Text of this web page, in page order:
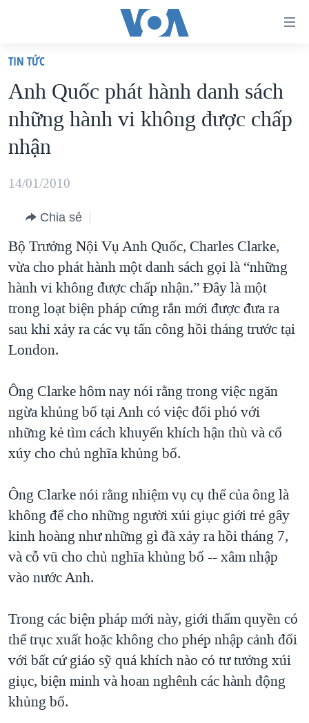
truy
cập
Tới
nội
chính
hướng
chính
Đi
tới
"Tìm"
VIỆT NAM
HOA KỲ
BIỂN ĐÔNG
THẾ GIỚI
DIỄN ĐÀN
MỤC
TỰ DO BÁO CHÍ
VẠCH TRẦN TIN GIẢ
NGƯỜI VIỆT HẢI NGOẠI
ĐỜI SỐNG
KHOA HỌC
SỨC KHOẺ
VĂN HOÁ
GIÁO DỤC
CHUYÊN ĐỀ
CHIẾN TRANH THƯƠNG MẠI CỦA MỸ: QUÁ KHỨ VÀ HIỆN
TẠI
HÀNH TRÌNH BẦU CỬ 2024
GIẢI MÃ VÀNH ĐAI & CON ĐƯỜNG
NGÀY TỊ NẠN THẾ GIỚI
TRỊNH VĨNH BÌNH - NGƯỜI HẠ 'BÊN THẮNG CUỘC'
GROUND ZERO – XƯA VÀ NAY
CHI PHÍ CHIẾN TRANH AFGHANISTAN
CÁC GIÁ TRỊ CỘNG HÒA Ở VIỆT NAM
THƯỢNG ĐỈNH TRUMP-KIM TẠI VIỆT NAM
TRỊNH VĨNH BÌNH VS. CHÍNH PHỦ VIỆT NAM
NGƯ DÂN VIỆT VÀ LÀN SÓNG TRỘM HẢI SÂM
BÊN KIA QUỐC LỘ: TIẾNG VỌNG TỪ NÔNG THÔN MỸ
QUAN HỆ VIỆT MỸ
HỌC TIẾNG ANH
VIDEO
NGHE
MẠNG XÃ HỘI
Ngôn ngữ khác
TIN TỨC
Anh Quốc phát hành danh sách
những hành vi không được chấp
nhận
14/01/2010
Chia sẻ
Bộ Trưởng Nội Vụ Anh Quốc, Charles Clarke,
vừa cho phát hành một danh sách gọi là “những
hành vi không được chấp nhận.” Đây là một
trong loạt biện pháp cứng rắn mới được đưa ra
sau khi xảy ra các vụ tấn công hồi tháng trước tại
London.
Ông Clarke hôm nay nói rằng trong việc ngăn
ngừa khủng bố tại Anh có việc đối phó với
những kẻ tìm cách khuyến khích hận thù và cổ
xúy cho chủ nghĩa khủng bố.
Ông Clarke nói rằng nhiệm vụ cụ thể của ông là
không để cho những người xúi giục giới trẻ gây
kinh hoàng như những gì đã xảy ra hồi tháng 7,
và cỗ vũ cho chủ nghĩa khủng bố -- xâm nhập
vào nước Anh.
Trong các biện pháp mới này, giới thẩm quyền có
thể trục xuất hoặc không cho phép nhập cảnh đối
với bất cứ giáo sỹ quá khích nào có tư tưởng xúi
giục, biện minh và hoan nghênh các hành động
khủng bố.